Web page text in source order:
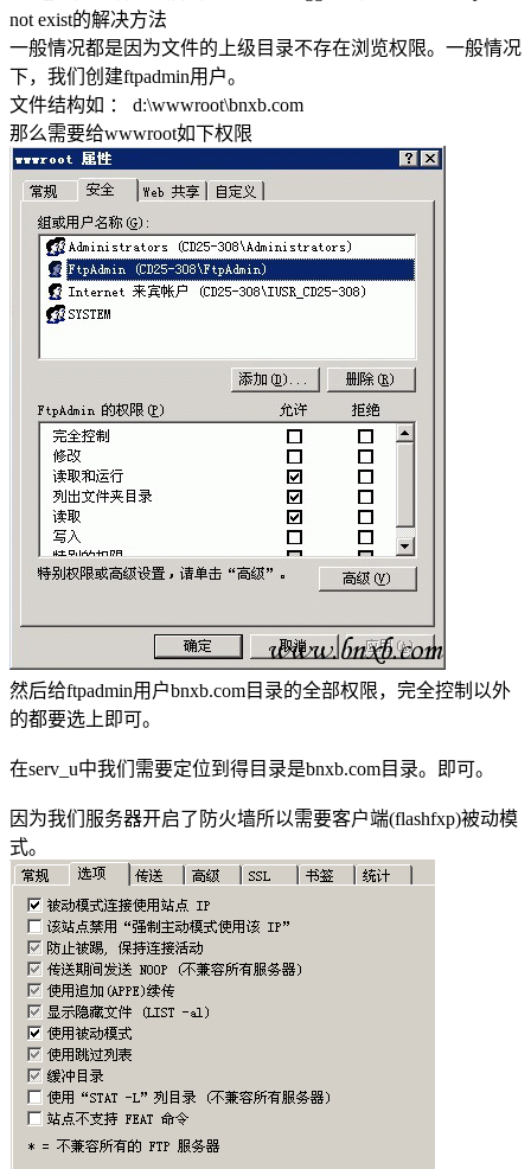
not exist的解决方法
一般情况都是因为文件的上级目录不存在浏览权限。一般情况
下，我们创建ftpadmin用户。
文件结构如 ： d:\wwwroot\bnxb.com
那么需要给wwwroot如下权限
然后给ftpadmin用户bnxb.com目录的全部权限，完全控制以外
的都要选上即可。
在serv_u中我们需要定位到得目录是bnxb.com目录。即可。
因为我们服务器开启了防火墙所以需要客户端(flashfxp)被动模
式。